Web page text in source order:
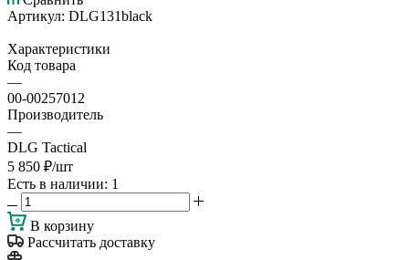
Артикул: DLG131black
Характеристики
Код товара
—
00-00257012
Производитель
—
DLG Tactical
5 850 ₽/шт
Есть в наличии: 1
В корзину
Рассчитать доставку